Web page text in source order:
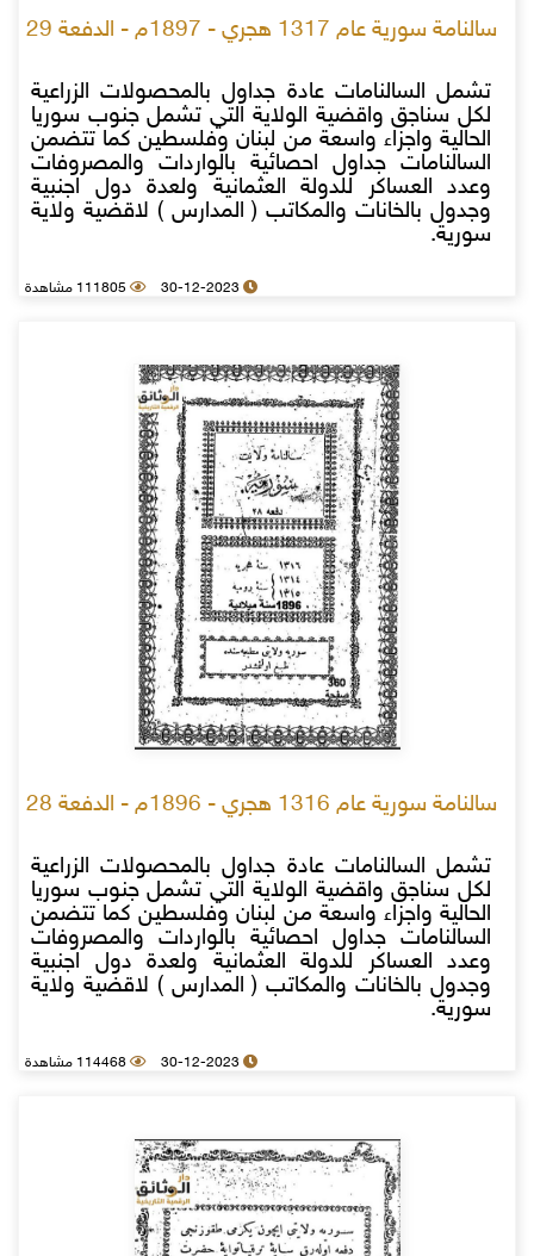
سالنامة سورية عام 1317 هجري - 1897م - الدفعة 29
تشمل السالنامات عادة جداول بالمحصولات الزراعية
لكل سناجق واقضية الولاية التي تشمل جنوب سوريا
الحالية واجزاء واسعة من لبنان وفلسطين كما تتضمن
السالنامات جداول احصائية بالواردات والمصروفات
وعدد العساكر للدولة العثمانية ولعدة دول اجنبية
وجدول بالخانات والمكاتب ( المدارس ) لاقضية ولاية
سورية.
30-12-2023 111805 مشاهدة
سالنامة سورية عام 1316 هجري - 1896م - الدفعة 28
تشمل السالنامات عادة جداول بالمحصولات الزراعية
لكل سناجق واقضية الولاية التي تشمل جنوب سوريا
الحالية واجزاء واسعة من لبنان وفلسطين كما تتضمن
السالنامات جداول احصائية بالواردات والمصروفات
وعدد العساكر للدولة العثمانية ولعدة دول اجنبية
وجدول بالخانات والمكاتب ( المدارس ) لاقضية ولاية
سورية.
30-12-2023 114468 مشاهدة